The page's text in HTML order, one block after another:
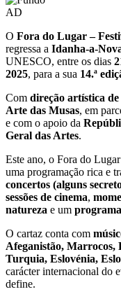
AD
O Fora do Lugar –
regressa a Idanha-a-
UNESCO, entre os dias
2025, para a sua 14.ª
Com direção artística
Arte das Musas, em
e com o apoio da
Geral das Artes.
Este ano, o Fora do
uma programação rica e
concertos (alguns
sessões de cinema,
natureza e um
O cartaz conta com
Afeganistão,
Turquia, Eslovénia,
carácter internacional do
define.